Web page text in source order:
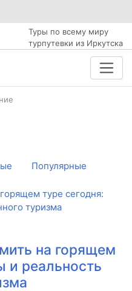
Туры по всему миру
турпутевки из Иркутска
Популярные
на горящем
и реальность